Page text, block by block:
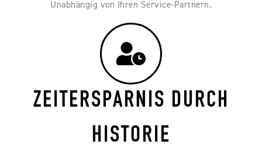
Unabhängig von Ihren Service-Partnern.
ZEITERSPARNIS DURCH
HISTORIE